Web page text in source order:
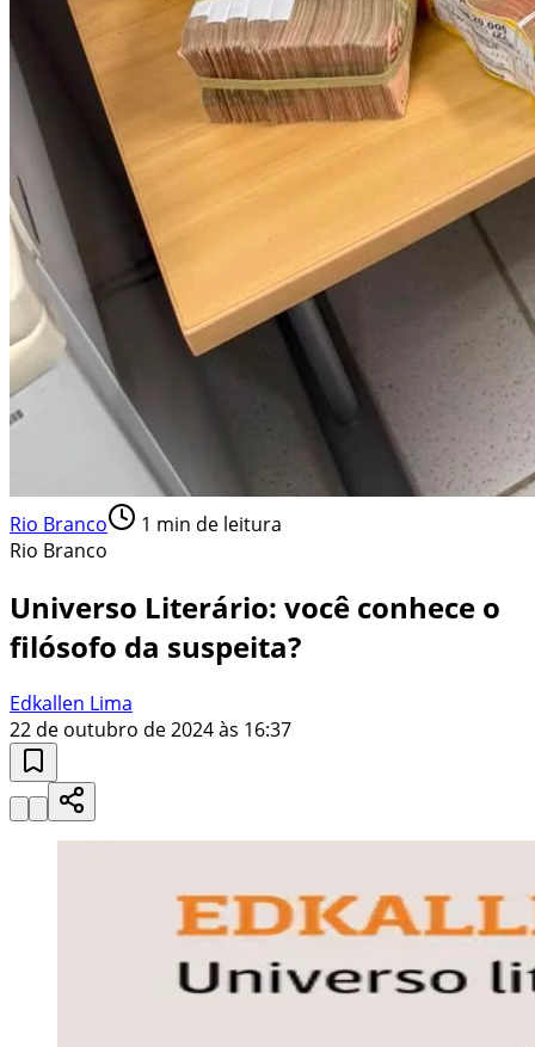
Rio Branco 1 min de leitura
Rio Branco
Universo Literário: você conhece o
filósofo da suspeita?
Edkallen Lima
22 de outubro de 2024 às 16:37